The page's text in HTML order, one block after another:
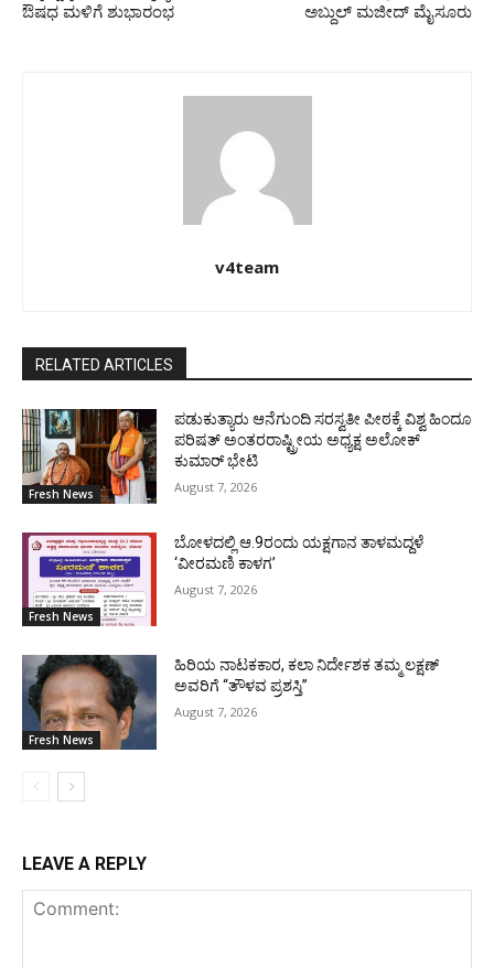
ಔಷಧ ಮಳಿಗೆ ಶುಭಾರಂಭ
ಅಬ್ದುಲ್ ಮಜೀದ್ ಮೈಸೂರು
v4team
RELATED ARTICLES
Fresh News
ಪಡುಕುತ್ಯಾರು ಆನೆಗುಂದಿ ಸರಸ್ವತೀ ಪೀಠಕ್ಕೆ ವಿಶ್ವ ಹಿಂದೂ
ಪರಿಷತ್ ಅಂತರರಾಷ್ಟ್ರೀಯ ಅಧ್ಯಕ್ಷ ಅಲೋಕ್
ಕುಮಾರ್ ಭೇಟಿ
August 7, 2026
Fresh News
ಬೋಳದಲ್ಲಿ ಆ.9ರಂದು ಯಕ್ಷಗಾನ ತಾಳಮದ್ದಳೆ
‘ವೀರಮಣಿ ಕಾಳಗ’
August 7, 2026
Fresh News
ಹಿರಿಯ ನಾಟಕಕಾರ, ಕಲಾ ನಿರ್ದೇಶಕ ತಮ್ಮ ಲಕ್ಷಣ್
ಅವರಿಗೆ “ತೌಳವ ಪ್ರಶಸ್ತಿ”
August 7, 2026
LEAVE A REPLY